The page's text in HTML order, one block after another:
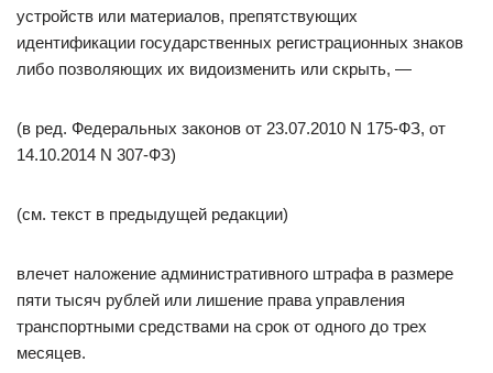
устройств или материалов, препятствующих
идентификации государственных регистрационных знаков
либо позволяющих их видоизменить или скрыть, —
(в ред. Федеральных законов от 23.07.2010 N 175-ФЗ, от
14.10.2014 N 307-ФЗ)
(см. текст в предыдущей редакции)
влечет наложение административного штрафа в размере
пяти тысяч рублей или лишение права управления
транспортными средствами на срок от одного до трех
месяцев.